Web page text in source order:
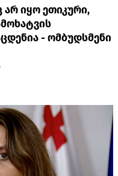
არ იყო ეთიკური,
- ომბუდსმენი